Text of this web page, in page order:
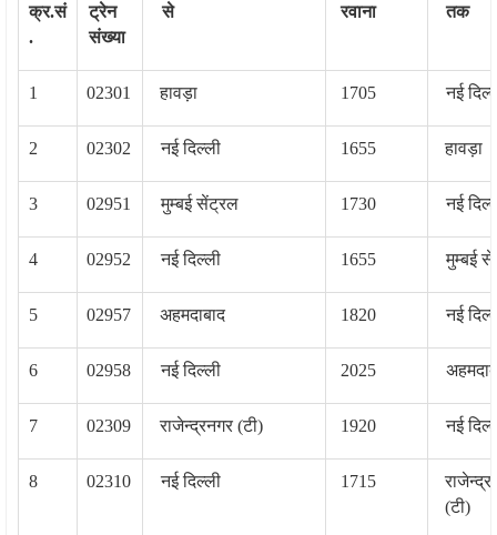
क्र.सं
.
ट्रेन
संख्‍या
से रवाना तक
1 02301 हावड़ा 1705 नई
2 02302 नई दिल्‍ली 1655 हावड़ा
3 02951 मुम्‍बई सेंट्रल 1730 नई
4 02952 नई दिल्‍ली 1655 मुम्‍बई
5 02957 अहमदाबाद 1820 नई
6 02958 नई दिल्‍ली 2025
7 02309 राजेन्‍द्रनगर (टी) 1920 नई
8 02310 नई दिल्‍ली 1715
(टी)